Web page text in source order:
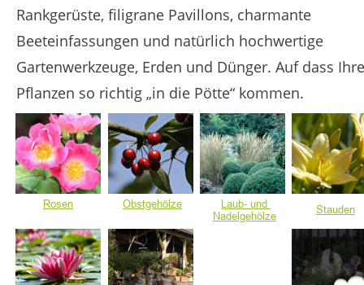
Rankgerüste, filigrane Pavillons, charmante
Beeteinfassungen und natürlich hochwertige
Gartenwerkzeuge, Erden und Dünger. Auf dass
Pflanzen so richtig „in die Pötte“ kommen.
Rosen Obstgehölze
Laub- und
Nadelgehölze
Stauden